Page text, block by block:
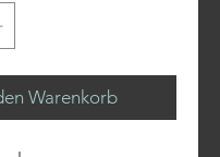
Warenkorb